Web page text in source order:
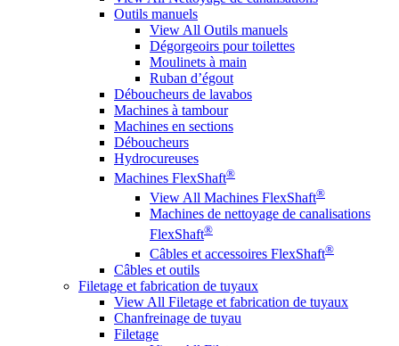
Outils manuels
View All Outils manuels
Dégorgeoirs pour toilettes
Moulinets à main
Ruban d’égout
Déboucheurs de lavabos
Machines à tambour
Machines en sections
Déboucheurs
Hydrocureuses
Machines FlexShaft®
View All Machines FlexShaft®
Machines de nettoyage de canalisations
FlexShaft®
Câbles et accessoires FlexShaft®
Câbles et outils
Filetage et fabrication de tuyaux
View All Filetage et fabrication de tuyaux
Chanfreinage de tuyau
Filetage